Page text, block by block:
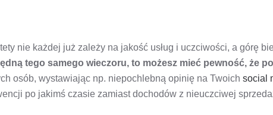
nie każdej już zależy na jakość usług i uczciwości, a górę
tego samego wieczoru, to możesz mieć pewność, że
osób, wystawiając np. niepochlebną opinię na Twoich social
po jakimś czasie zamiast dochodów z nieuczciwej